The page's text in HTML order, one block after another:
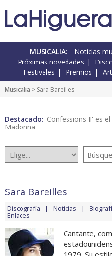
MUSICALIA: Noticias
Próximas novedades
Festivales
Premios
Musicalia > Sara Bareilles
Destacado: 'Confessions II' es
Madonna
Sara Bareilles
Discografía Noticias
Enlaces
Cantante,